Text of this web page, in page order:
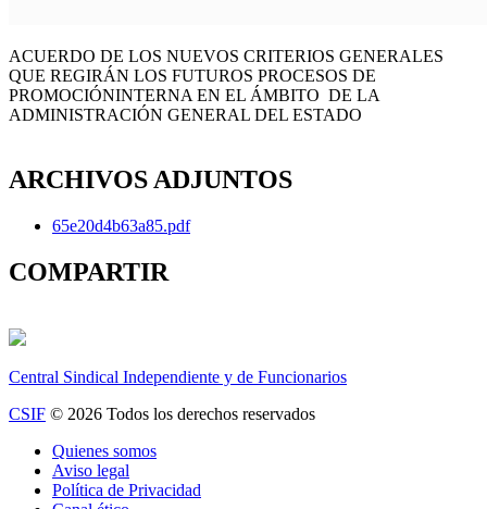
ACUERDO DE LOS NUEVOS CRITERIOS GENERALES
QUE REGIRÁN LOS FUTUROS PROCESOS DE
PROMOCIÓNINTERNA EN EL ÁMBITO DE LA
ADMINISTRACIÓN GENERAL DEL ESTADO
ARCHIVOS ADJUNTOS
65e20d4b63a85.pdf
COMPARTIR
Central Sindical Independiente y de Funcionarios
CSIF © 2026 Todos los derechos reservados
Quienes somos
Aviso legal
Política de Privacidad